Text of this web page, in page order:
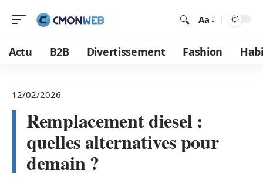
Aa
Actu B2B Divertissement Fashion
12/02/2026
Remplacement diesel :
quelles alternatives pour
demain ?